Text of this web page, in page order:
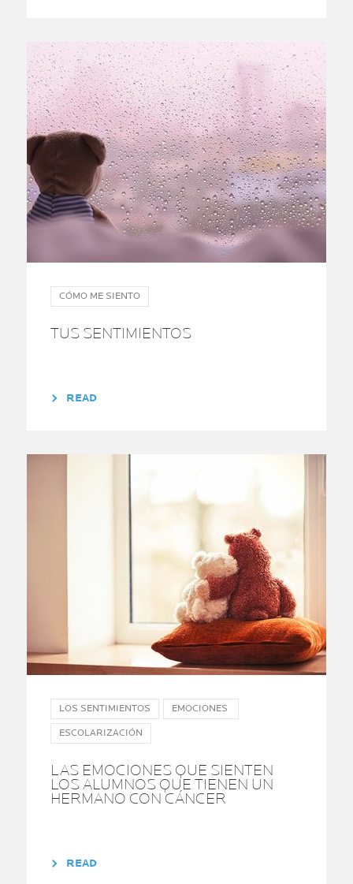
CÓMO ME SIENTO
TUS SENTIMIENTOS
READ
LOS SENTIMIENTOS EMOCIONES
ESCOLARIZACIÓN
LAS EMOCIONES QUE SIENTEN
LOS ALUMNOS QUE TIENEN UN
HERMANO CON CÁNCER
READ